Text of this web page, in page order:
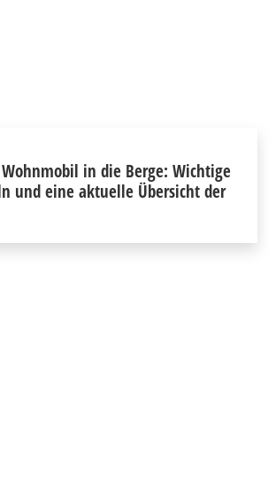
in die Berge: Wichtige
und eine aktuelle Übersicht der